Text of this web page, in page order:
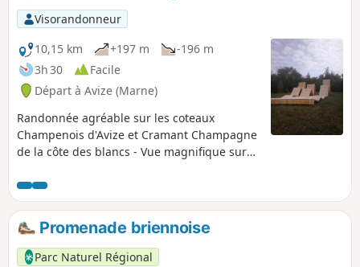
Visorandonneur
10,15 km
+197 m
-196 m
3h 30
Facile
Départ à Avize (Marne)
Randonnée agréable sur les coteaux
Champenois d'Avize et Cramant Champagne
de la côte des blancs - Vue magnifique sur
dans la montagne d'Avize. Contour du
château de Saran avec vue sur le parc en
contre-bas.
Promenade briennoise
Parc Naturel Régional